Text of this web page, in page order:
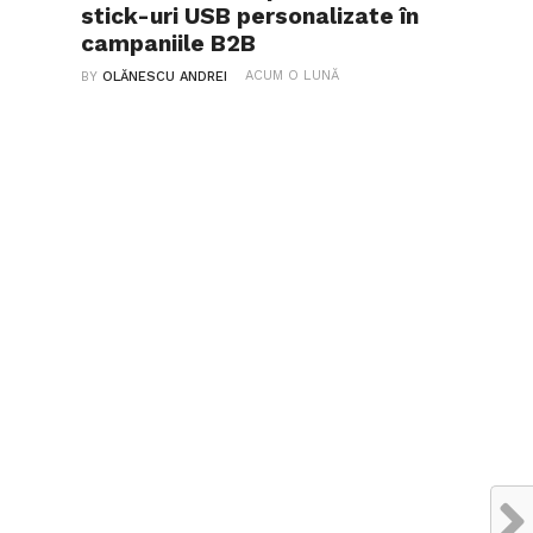
stick-uri USB personalizate în
campaniile B2B
BYOLĂNESCU ANDREI ACUM O LUNĂ